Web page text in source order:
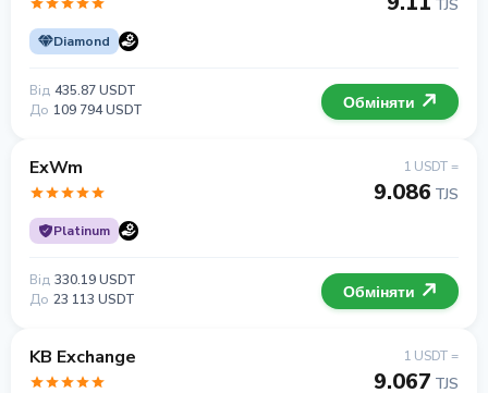
Diamond
TJS
Від 435.87 USDT
До 109 794 USDT Обміняти
ExWm
Platinum
1 USDT =
9.086 TJS
Від 330.19 USDT
До 23 113 USDT Обміняти
KB Exchange 1 USDT =
9.067 TJS